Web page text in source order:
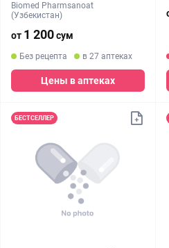
Biomed Pharmsanoat
(Узбекистан)
от 1 200сум
Без рецепта в 27 аптеках
Цены в аптеках
БЕСТСЕЛЛЕР